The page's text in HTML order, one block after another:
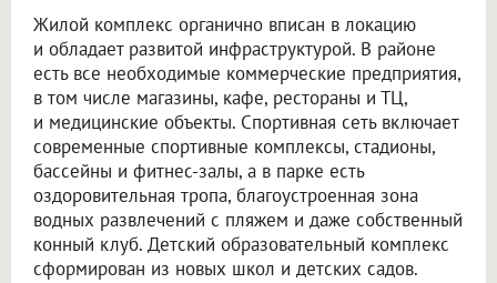
Жилой комплекс органично вписан в локацию
и обладает развитой инфраструктурой. В районе
есть все необходимые коммерческие предприятия,
в том числе магазины, кафе, рестораны и ТЦ,
и медицинские объекты. Спортивная сеть включает
современные спортивные комплексы, стадионы,
бассейны и фитнес-залы, а в парке есть
оздоровительная тропа, благоустроенная зона
водных развлечений с пляжем и даже собственный
конный клуб. Детский образовательный комплекс
сформирован из новых школ и детских садов.